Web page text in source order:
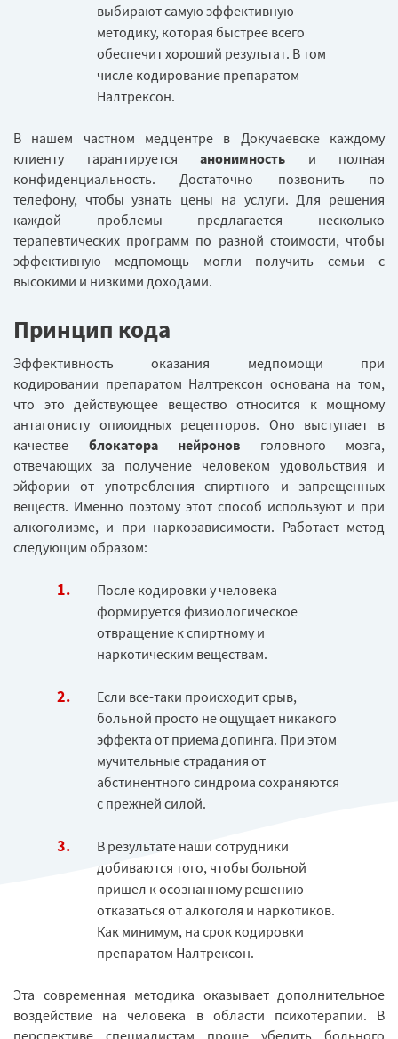
выбирают самую эффективную
методику, которая быстрее всего
обеспечит хороший результат. В том
числе кодирование препаратом
Налтрексон.
В нашем частном медцентре в Докучаевске каждому
клиенту гарантируется анонимность и полная
конфиденциальность. Достаточно позвонить по
телефону, чтобы узнать цены на услуги. Для решения
каждой проблемы предлагается несколько
терапевтических программ по разной стоимости, чтобы
эффективную медпомощь могли получить семьи с
высокими и низкими доходами.
Принцип кода
Эффективность оказания медпомощи при
кодировании препаратом Налтрексон основана на том,
что это действующее вещество относится к мощному
антагонисту опиоидных рецепторов. Оно выступает в
качестве блокатора нейронов головного мозга,
отвечающих за получение человеком удовольствия и
эйфории от употребления спиртного и запрещенных
веществ. Именно поэтому этот способ используют и при
алкоголизме, и при наркозависимости. Работает метод
следующим образом:
После кодировки у человека
формируется физиологическое
отвращение к спиртному и
наркотическим веществам.
Если все-таки происходит срыв,
больной просто не ощущает никакого
эффекта от приема допинга. При этом
мучительные страдания от
абстинентного синдрома сохраняются
с прежней силой.
В результате наши сотрудники
добиваются того, чтобы больной
пришел к осознанному решению
отказаться от алкоголя и наркотиков.
Как минимум, на срок кодировки
препаратом Налтрексон.
Эта современная методика оказывает дополнительное
воздействие на человека в области психотерапии. В
перспективе специалистам проще убедить больного